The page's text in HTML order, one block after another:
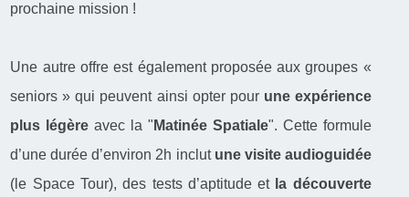
prochaine mission !
Une autre offre est également proposée aux groupes «
seniors » qui peuvent ainsi opter pour une expérience
plus légère avec la " Matinée Spatiale". Cette formule
d’une durée d’environ 2h inclut une visite audioguidée
(le Space Tour), des tests d’aptitude et la découverte